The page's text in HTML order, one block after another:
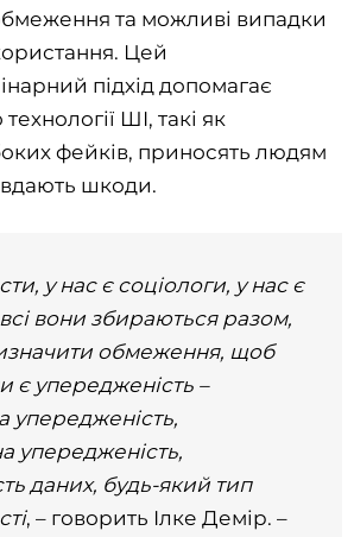
та можливі випадки
Цей
підхід допомагає
ШІ, такі як
фейків, приносять людям
шкоди.
у нас є соціологи, у нас є
вони збираються разом,
обмеження, щоб
є упередженість –
упередженість,
упередженість,
даних, будь-який тип
, – говорить Ілке Демір. –